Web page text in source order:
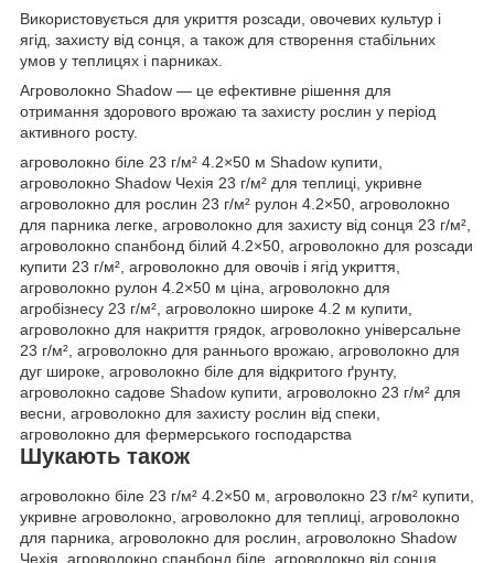
Використовується для укриття розсади, овочевих культур і
ягід, захисту від сонця, а також для створення стабільних
умов у теплицях і парниках.
Агроволокно Shadow — це ефективне рішення для
отримання здорового врожаю та захисту рослин у період
активного росту.
агроволокно біле 23 г/м² 4.2×50 м Shadow купити,
агроволокно Shadow Чехія 23 г/м² для теплиці, укривне
агроволокно для рослин 23 г/м² рулон 4.2×50, агроволокно
для парника легке, агроволокно для захисту від сонця 23 г/м²,
агроволокно спанбонд білий 4.2×50, агроволокно для розсади
купити 23 г/м², агроволокно для овочів і ягід укриття,
агроволокно рулон 4.2×50 м ціна, агроволокно для
агробізнесу 23 г/м², агроволокно широке 4.2 м купити,
агроволокно для накриття грядок, агроволокно універсальне
23 г/м², агроволокно для раннього врожаю, агроволокно для
дуг широке, агроволокно біле для відкритого ґрунту,
агроволокно садове Shadow купити, агроволокно 23 г/м² для
весни, агроволокно для захисту рослин від спеки,
агроволокно для фермерського господарства
Шукають також
агроволокно біле 23 г/м² 4.2×50 м, агроволокно 23 г/м² купити,
укривне агроволокно, агроволокно для теплиці, агроволокно
для парника, агроволокно для рослин, агроволокно Shadow
Чехія, агроволокно спанбонд біле, агроволокно від сонця,